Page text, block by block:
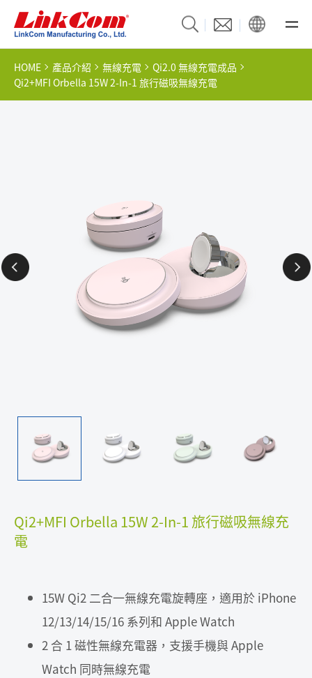
HOME 產品介紹 無線充電
Qi2.0 無線充電成品
Qi2+MFI Orbella 15W 2-In-1 旅行磁吸無線充電
Qi2+MFI Orbella 15W 2-In-1 旅行磁吸無線充
電
15W Qi2 二合一無線充電旋轉座，適用於 iPhone
12/13/14/15/16 系列和 Apple Watch
2 合 1 磁性無線充電器，支援手機與 Apple
Watch 同時無線充電